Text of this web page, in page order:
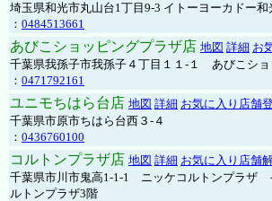
埼玉県和光市丸山台1丁目9-3 イトーヨーカドー和
： 0484513661
あびこショッピングプラザ店 地図 詳細 お
千葉県我孫子市我孫子４丁目１１-１ あびこシ
： 0471792161
ユニモちはら台店 地図 詳細 お気に入り店舗
千葉県市原市ちはら台西３-４
： 0436760100
コルトンプラザ店 地図 詳細 お気に入り店舗
千葉県市川市鬼高1-1-1 ニッケコルトンプラザ
ルトンプラザ3階